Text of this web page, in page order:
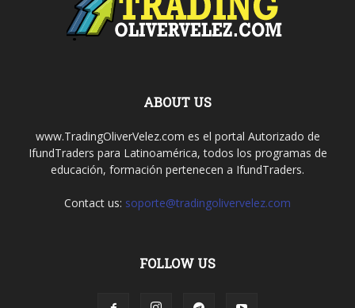
ABOUT US
www.TradingOliverVelez.com es el portal Autorizado de
IfundTraders para Latinoamérica, todos los programas de
educación, formación pertenecen a IfundTraders.
Contact us: soporte@tradingolivervelez.com
FOLLOW US